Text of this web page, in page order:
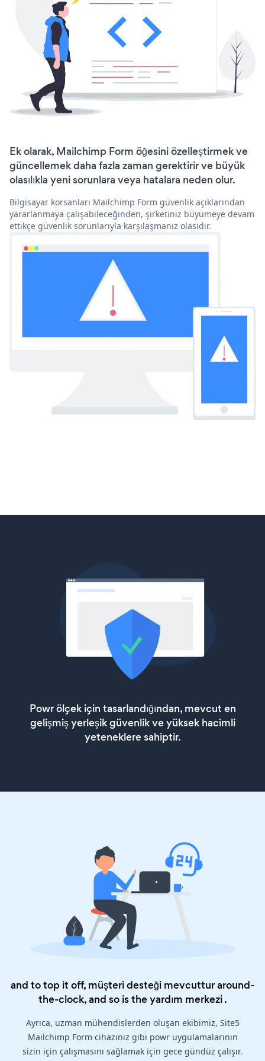
Ek olarak, Mailchimp Form öğesini özelleştirmek ve
güncellemek daha fazla zaman gerektirir ve büyük
olasılıkla yeni sorunlara veya hatalara neden olur.
Bilgisayar korsanları Mailchimp Form güvenlik açıklarından
yararlanmaya çalışabileceğinden, şirketiniz büyümeye devam
ettikçe güvenlik sorunlarıyla karşılaşmanız olasıdır.
Powr ölçek için tasarlandığından, mevcut en
gelişmiş yerleşik güvenlik ve yüksek hacimli
yeteneklere sahiptir.
and to top it off, müşteri desteği mevcuttur around-
the-clock, and so is theyardım merkezi.
Ayrıca, uzman mühendislerden oluşan ekibimiz, Site5
Mailchimp Form cihazınız gibi powr uygulamalarının
sizin için çalışmasını sağlamak için gece gündüz çalışır.